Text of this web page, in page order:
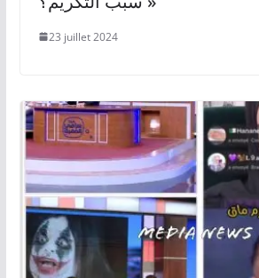
23 juillet 2024